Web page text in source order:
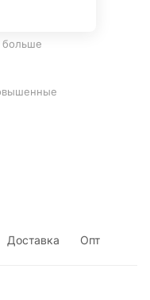
больше
Доставка Опт